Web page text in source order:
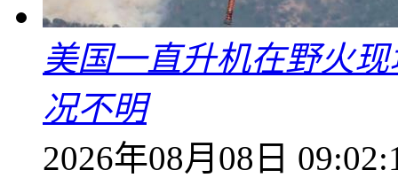
美国一直升机在野火
况不明
2026年08月08日